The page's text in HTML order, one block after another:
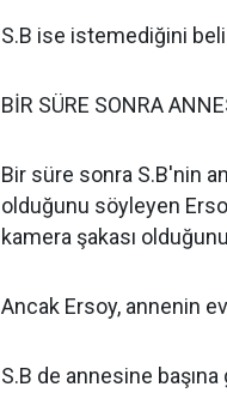
S.B ise istemediğini
BİR SÜRE SONRA
Bir süre sonra S.B'nin
olduğunu söyleyen
kamera şakası
Ancak Ersoy, annenin
S.B de annesine